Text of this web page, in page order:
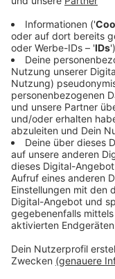
Landtagsstudios,
Pressekonferenz
Lage als
einer genauen
Anzeige